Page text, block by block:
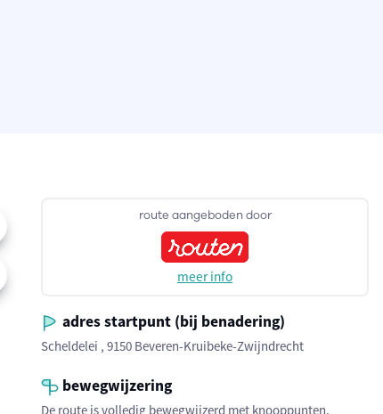
route aangeboden door
meer info
adres startpunt (bij benadering)
Scheldelei , 9150 Beveren-Kruibeke-Zwijndrecht
bewegwijzering
De route is volledig bewegwijzerd met knooppunten.